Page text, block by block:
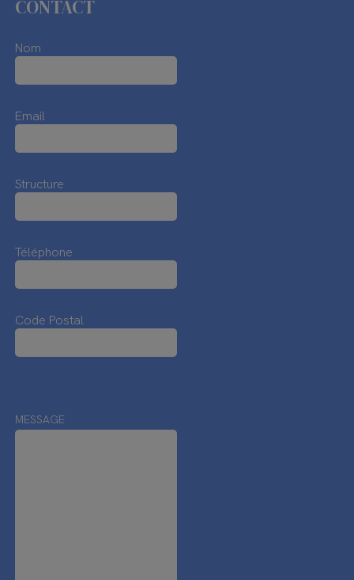
CONTACT
Nom
Email
Structure
Téléphone
Code Postal
MESSAGE